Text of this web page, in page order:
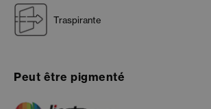
Traspirante
Peut être pigmenté